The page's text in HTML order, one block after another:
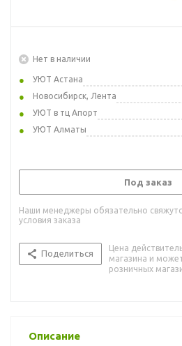
Нет в наличии
УЮТ Астана
Новосибирск, Лента
УЮТ в тц Апорт
УЮТ Алматы
Под заказ
Наши менеджеры обязательно
условия заказа
Поделиться
Цена
магазина и
розничных
Описание